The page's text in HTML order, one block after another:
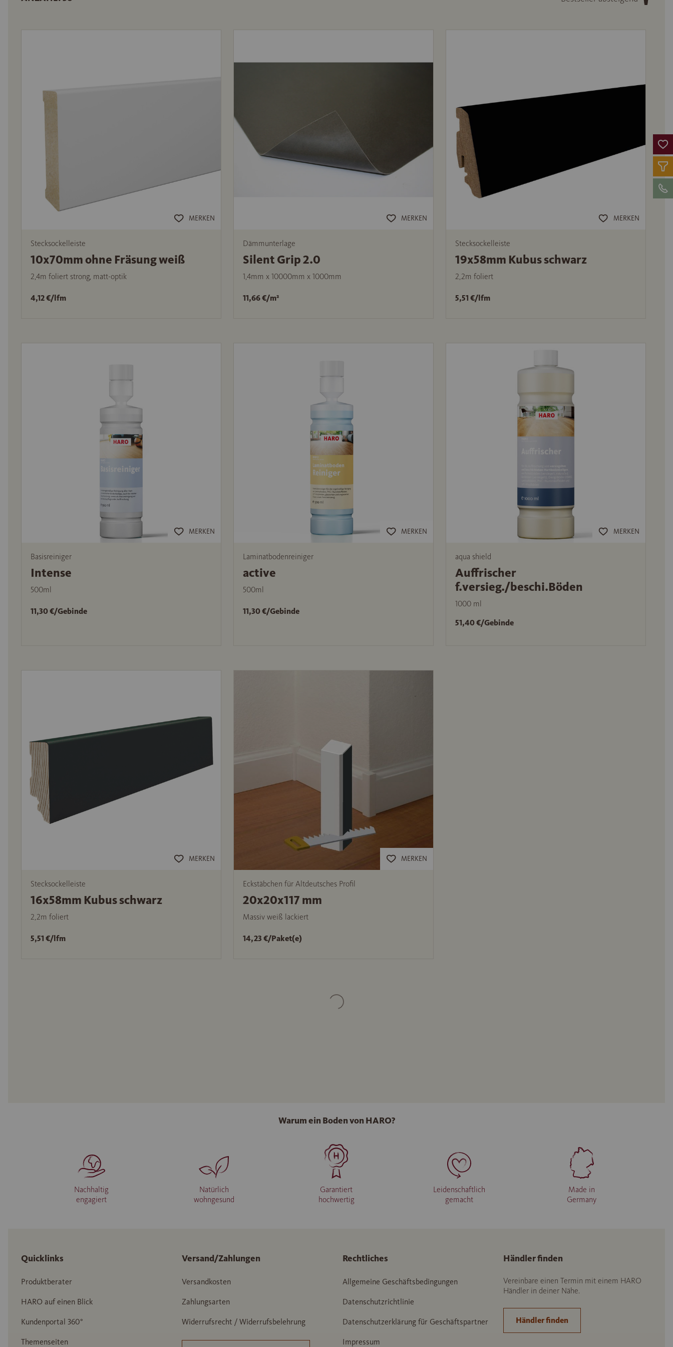
MERKEN
Stecksockelleiste
10x70mm ohne Fräsung weiß
2,4m foliert strong, matt-optik
4,12 €/lfm
MERKEN
Dämmunterlage
Silent Grip 2.0
1,4mm x 10000mm x 1000mm
11,66 €/m²
MERKEN
Stecksockelleiste
19x58mm Kubus schwarz
2,2m foliert
5,51 €/lfm
MERKEN
Basisreiniger
Intense
500ml
11,30 €/Gebinde
MERKEN
Laminatbodenreiniger
active
500ml
11,30 €/Gebinde
MERKEN
aqua shield
Auffrischer
f.versieg./beschi.Böden
1000 ml
51,40 €/Gebinde
MERKEN
Stecksockelleiste
16x58mm Kubus schwarz
2,2m foliert
5,51 €/lfm
MERKEN
Eckstäbchen für Altdeutsches Profil
20x20x117 mm
Massiv weiß lackiert
14,23 €/Paket(e)
Warum ein Boden von HARO?
Nachhaltig
engagiert
Natürlich
wohngesund
Garantiert
hochwertig
Leidenschaftlich
gemacht
Made in
Germany
Quicklinks
Produktberater
HARO auf einen Blick
Kundenportal 360°
Themenseiten
Versand/Zahlungen
Versandkosten
Zahlungsarten
Widerrufsrecht / Widerrufsbelehrung
Rechtliches
Allgemeine Geschäftsbedingungen
Datenschutzrichtlinie
Datenschutzerklärung für Geschäftspartner
Impressum
Händler finden
Vereinbare einen Termin mit einem HARO
Händler in deiner Nähe.
Händler finden